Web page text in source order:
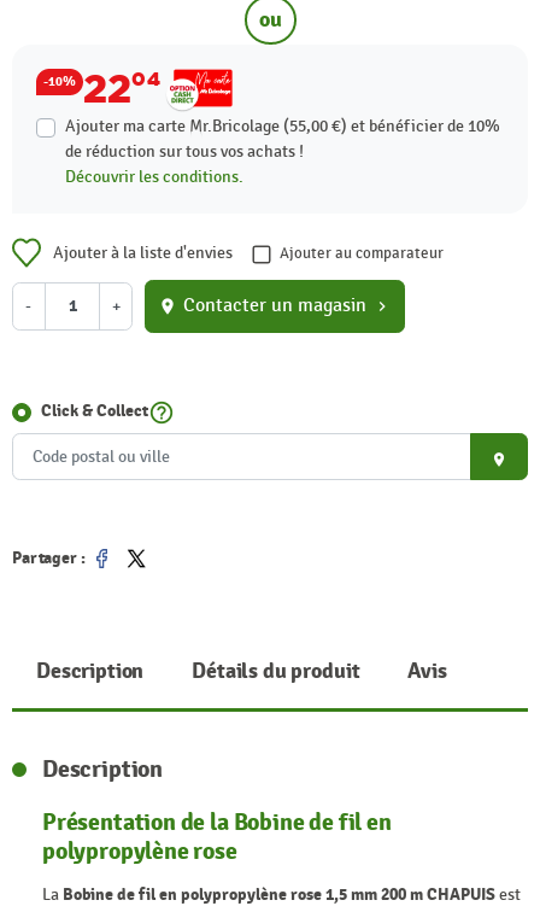
ou
-10% 2204
Ajouter ma carte Mr.Bricolage (55,00 €) et bénéficier de 10%
de réduction sur tous vos achats !
Découvrir les conditions.
Ajouter à la liste d'envies Ajouter au comparateur
- + location_on Contacter un magasin chevron_right
Click & Collecthelp_outline
place
Partager :
Partager
Tweet
Description Détails du produit Avis
Description
Présentation de la Bobine de fil en
polypropylène rose
La Bobine de fil en polypropylène rose 1,5 mm 200 m CHAPUISest